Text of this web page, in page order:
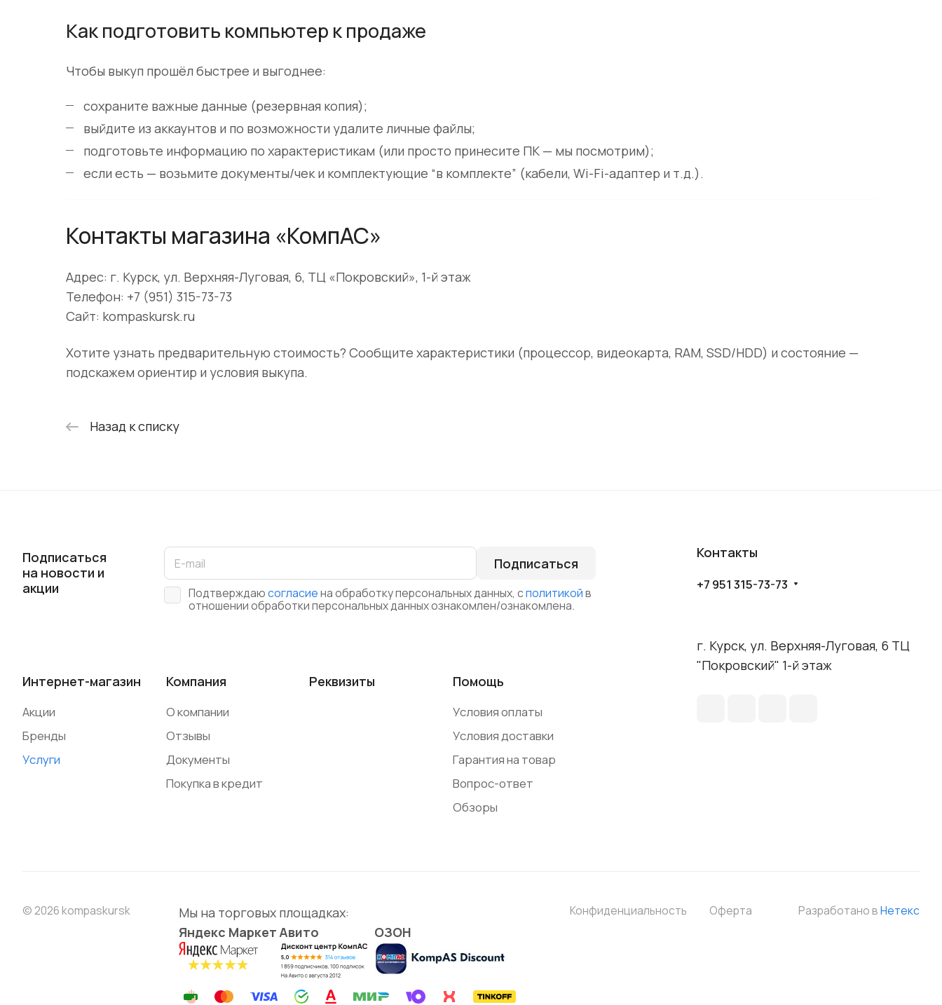
Как подготовить компьютер к продаже
Чтобы выкуп прошёл быстрее и выгоднее:
сохраните важные данные (резервная копия);
выйдите из аккаунтов и по возможности удалите личные файлы;
подготовьте информацию по характеристикам (или просто принесите ПК — мы посмотрим);
если есть — возьмите документы/чек и комплектующие “в комплекте” (кабели, Wi-Fi-адаптер и т.д.).
Контакты магазина «КомпАС»
Адрес: г. Курск, ул. Верхняя-Луговая, 6, ТЦ «Покровский», 1-й этаж
Телефон: +7 (951) 315-73-73
Сайт: kompaskursk.ru
Хотите узнать предварительную стоимость? Сообщите характеристики (процессор, видеокарта, RAM, SSD/HDD) и состояние —
подскажем ориентир и условия выкупа.
Назад к списку
Подписаться
на новости и
акции
Подписаться
Подтверждаюсогласиена обработку персональных данных, сполитикойв
отношении обработки персональных данных ознакомлен/ознакомлена.
Интернет-магазин
Акции
Бренды
Услуги
Компания
О компании
Отзывы
Документы
Покупка в кредит
Реквизиты Помощь
Условия оплаты
Условия доставки
Гарантия на товар
Вопрос-ответ
Обзоры
Контакты
+7 951 315-73-73
г. Курск, ул. Верхняя-Луговая, 6 ТЦ
"Покровский" 1-й этаж
© 2026 kompaskursk
Мы на торговых площадках:
Яндекс Маркет Авито ОЗОН
Конфиденциальность Оферта Разработано вНетекс